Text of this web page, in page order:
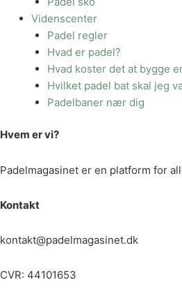
Videnscenter
Padel regler
Hvad er padel?
Hvad koster det at bygge
Hvilket padel bat skal jeg
Padelbaner nær dig
Hvem er vi?
Padelmagasinet er en platform for
Kontakt
kontakt@padelmagasinet.dk
CVR: 44101653